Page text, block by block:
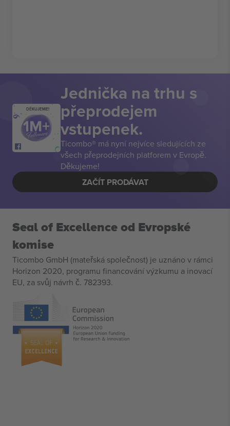
DĚKUJEME!
Jednička na trhu s
přeprodejem
vstupenek.
Ticombo® má nyní nejvíce sledujících ze
všech přeprodejních platforem v Evropě.
Děkujeme!
ZAČÍT PRODÁVAT
Seal of Excellence od Evropské
komise
Ticombo GmbH (mateřská společnost) je uznáno v rámci
Horizon 2020, programu financování výzkumu a inovací
EU, za svůj návrh č. 782393.